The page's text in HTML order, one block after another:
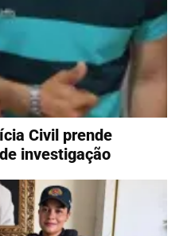
Civil prende
investigação